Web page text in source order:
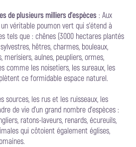
de plusieurs milliers d’espèces : Aux
véritable poumon vert qui s’étend à
tels que : chênes (3000 hectares plantés
hêtres, charmes, bouleaux,
merisiers, aulnes, peupliers, ormes,
comme les noisetiers, les sureaux, les
ce formidable espace naturel.
sources, les rus et les ruisseaux, les
de vie d’un grand nombre d’espèces :
ratons-laveurs, renards, écureuils,
qui côtoient également églises,